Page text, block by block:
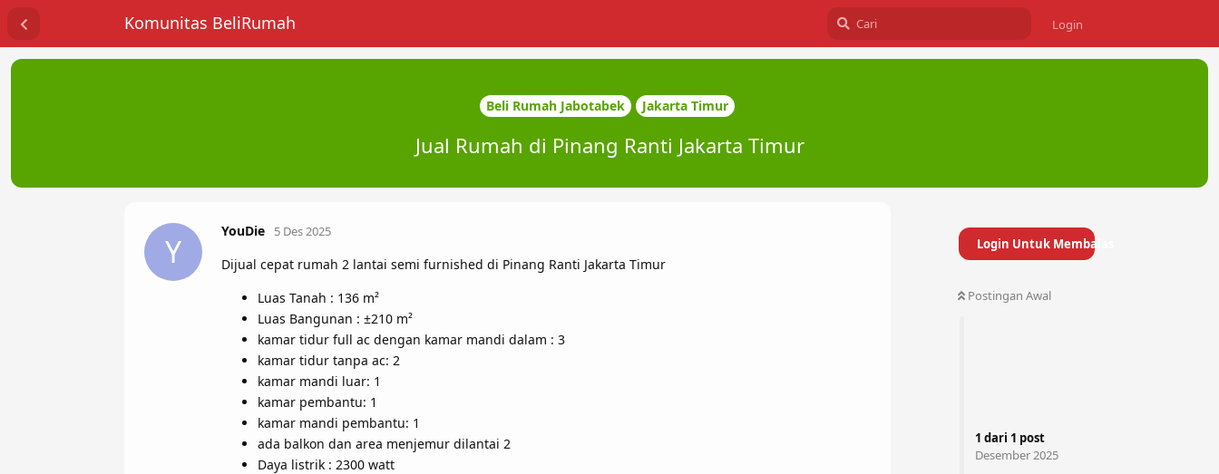
Komunitas BeliRumah Login
Beli Rumah Jabotabek Jakarta Timur
Jual Rumah di Pinang Ranti Jakarta Timur
Login Untuk Membalas
Postingan Awal
1 dari 1 post
Desember 2025
Y
YouDie 5 Des 2025
Dijual cepat rumah 2 lantai semi furnished di Pinang Ranti Jakarta Timur
Luas Tanah : 136 m²
Luas Bangunan : ±210 m²
kamar tidur full ac dengan kamar mandi dalam : 3
kamar tidur tanpa ac: 2
kamar mandi luar: 1
kamar pembantu: 1
kamar mandi pembantu: 1
ada balkon dan area menjemur dilantai 2
Daya listrik : 2300 watt